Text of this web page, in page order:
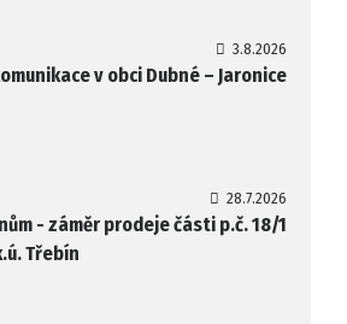
3.8.2026
v obci Dubné – Jaronice
28.7.2026
- záměr prodeje části p.č. 18/1
Třebín